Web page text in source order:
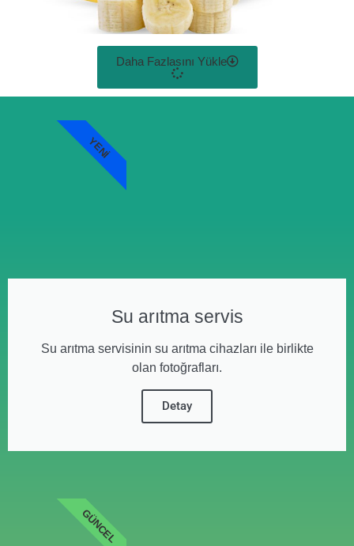
Daha Fazlasını Yükle
Su arıtma servis
Su arıtma servisinin su arıtma cihazları ile birlikte
olan fotoğrafları.
Detay
YENI
GÜNCEL